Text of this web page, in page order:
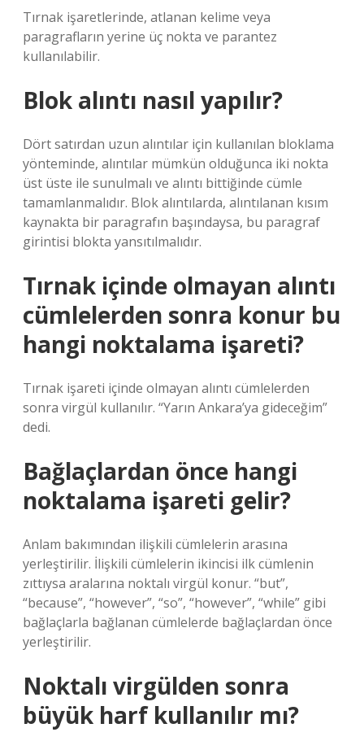
Tırnak işaretlerinde, atlanan kelime veya
paragrafların yerine üç nokta ve parantez
kullanılabilir.
Blok alıntı nasıl yapılır?
Dört satırdan uzun alıntılar için kullanılan bloklama
yönteminde, alıntılar mümkün olduğunca iki nokta
üst üste ile sunulmalı ve alıntı bittiğinde cümle
tamamlanmalıdır. Blok alıntılarda, alıntılanan kısım
kaynakta bir paragrafın başındaysa, bu paragraf
girintisi blokta yansıtılmalıdır.
Tırnak içinde olmayan alıntı
cümlelerden sonra konur bu
hangi noktalama işareti?
Tırnak işareti içinde olmayan alıntı cümlelerden
sonra virgül kullanılır. “Yarın Ankara’ya gideceğim”
dedi.
Bağlaçlardan önce hangi
noktalama işareti gelir?
Anlam bakımından ilişkili cümlelerin arasına
yerleştirilir. İlişkili cümlelerin ikincisi ilk cümlenin
zıttıysa aralarına noktalı virgül konur. “but”,
“because”, “however”, “so”, “however”, “while” gibi
bağlaçlarla bağlanan cümlelerde bağlaçlardan önce
yerleştirilir.
Noktalı virgülden sonra
büyük harf kullanılır mı?